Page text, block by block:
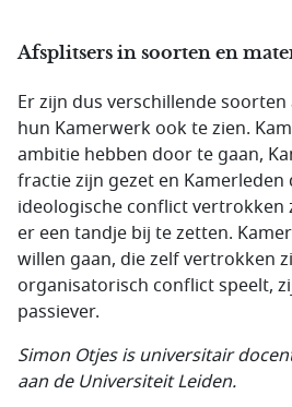
Afsplitsers in soorten en
Er zijn dus verschillende
hun Kamerwerk ook te zien.
ambitie hebben door te gaan,
fractie zijn gezet en Kamerleden
ideologische conflict vertrokken
er een tandje bij te zetten.
willen gaan, die zelf vertrokken
organisatorisch conflict speelt,
passiever.
Simon Otjes is universitair
aan de Universiteit Leiden.